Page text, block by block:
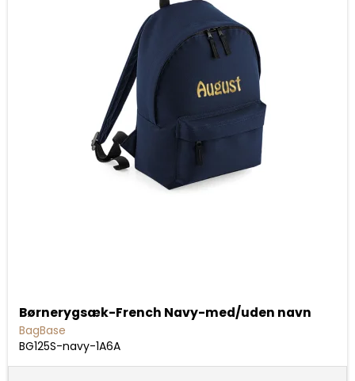
Børnerygsæk-French Navy-med/uden navn
BagBase
BG125S-navy-1A6A